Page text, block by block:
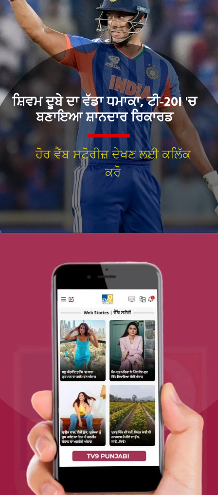
ਹੋਰ ਵੈੱਬ ਸਟੋਰੀਜ਼ ਦੇਖਣ ਲਈ ਕਲਿੱਕ
ਕਰੋ
ਸ਼ਿਵਮ ਦੂਬੇ ਦਾ ਵੱਡਾ ਧਮਾਕਾ, ਟੀ-20I 'ਚ
ਬਣਾਇਆ ਸ਼ਾਨਦਾਰ ਰਿਕਾਰਡ